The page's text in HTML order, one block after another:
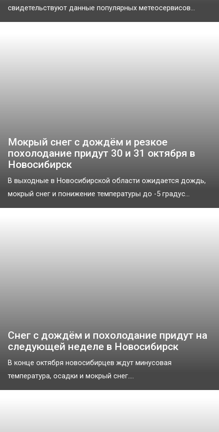
свидетельствуют данные популярных метеосервисов...
Мокрый снег с дождём и резкое
похолодание придут 30 и 31 октября в
Новосибирск
В выходные в Новосибирской области ожидается дождь,
мокрый снег и понижение температуры до -5 градус...
Снег с дождём и похолодание придут на
следующей неделе в Новосибирск
В конце октября новосибирцев ждут минусовая
температура, осадки и мокрый снег....